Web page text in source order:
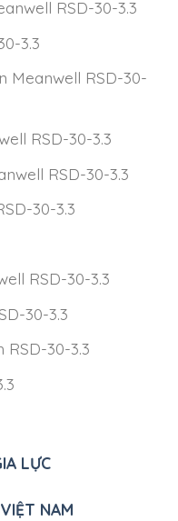
RSD-30-3.3
3.3
Meanwell RSD-30-
RSD-30-3.3
RSD-30-3.3
30-3.3
RSD-30-3.3
30-3.3
30-3.3
LỰC
NAM